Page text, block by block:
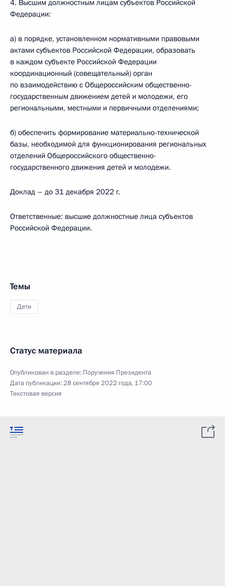
4. Высшим должностным лицам субъектов Российской
Федерации:
а) в порядке, установленном нормативными правовыми
актами субъектов Российской Федерации, образовать
в каждом субъекте Российской Федерации
координационный (совещательный) орган
по взаимодействию с Общероссийским общественно-
государственным движением детей и молодежи, его
региональными, местными и первичными отделениями;
б) обеспечить формирование материально-технической
базы, необходимой для функционирования региональных
отделений Общероссийского общественно-
государственного движения детей и молодежи.
Доклад – до 31 декабря 2022 г.
Ответственные: высшие должностные лица субъектов
Российской Федерации.
Темы
Дети
Статус материала
Опубликован в разделе: Поручения Президента
Дата публикации:28 сентября 2022 года, 17:00
Текстовая версия